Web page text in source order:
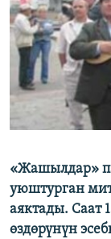
ДАНИСТЕ
ЭЖЕ-СИҢДИЛЕР
АЗАТТЫК+
ЫҢГАЙСЫЗ
ОНЛАЙН ШЕРИНЕ
«Жашылдар»
уюштурган
аяктады. Саат
өздөрүнүн